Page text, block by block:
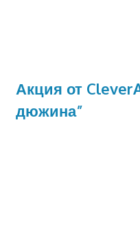
Акция от
дюжина”